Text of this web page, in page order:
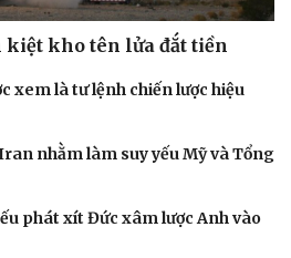
kiệt kho tên lửa đắt tiền
xem là tư lệnh chiến lược hiệu
nhằm làm suy yếu Mỹ và Tổng
phát xít Đức xâm lược Anh vào